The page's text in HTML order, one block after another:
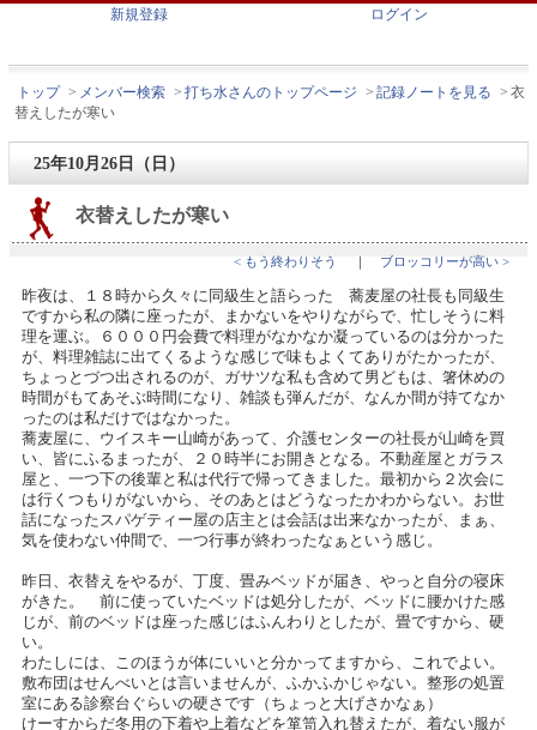
新規登録 ログイン
トップ > メンバー検索 > 打ち水さんのトップページ > 記録ノートを見る > 衣
替えしたが寒い
25年10月26日（日）
衣替えしたが寒い
< もう終わりそう ｜ ブロッコリーが高い >
昨夜は、１８時から久々に同級生と語らった 蕎麦屋の社長も同級生
ですから私の隣に座ったが、まかないをやりながらで、忙しそうに料
理を運ぶ。６０００円会費で料理がなかなか凝っているのは分かった
が、料理雑誌に出てくるような感じで味もよくてありがたかったが、
ちょっとづつ出されるのが、ガサツな私も含めて男どもは、箸休めの
時間がもてあそぶ時間になり、雑談も弾んだが、なんか間が持てなか
ったのは私だけではなかった。
蕎麦屋に、ウイスキー山崎があって、介護センターの社長が山崎を買
い、皆にふるまったが、２０時半にお開きとなる。不動産屋とガラス
屋と、一つ下の後輩と私は代行で帰ってきました。最初から２次会に
は行くつもりがないから、そのあとはどうなったかわからない。お世
話になったスパゲティー屋の店主とは会話は出来なかったが、まぁ、
気を使わない仲間で、一つ行事が終わったなぁという感じ。
昨日、衣替えをやるが、丁度、畳みベッドが届き、やっと自分の寝床
がきた。 前に使っていたベッドは処分したが、ベッドに腰かけた感
じが、前のベッドは座った感じはふんわりとしたが、畳ですから、硬
い。
わたしには、このほうが体にいいと分かってますから、これでよい。
敷布団はせんべいとは言いませんが、ふかふかじゃない。整形の処置
室にある診察台ぐらいの硬さです（ちょっと大げさかなぁ）
けーすからだ冬用の下着や上着などを箪笥入れ替えたが、着ない服が